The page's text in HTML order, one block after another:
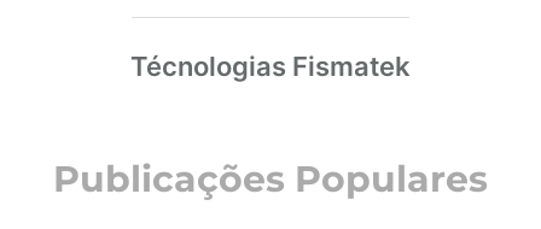
Técnologias Fismatek
Publicações Populares